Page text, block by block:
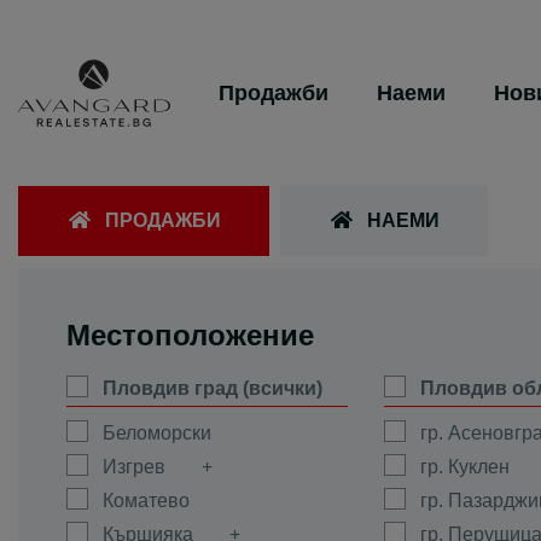
Продажби Наеми
ПРОДАЖБИ НАЕМИ
Местоположение
Пловдив град (всички)
Беломорски
Изгрев
Коматево
Кършияка
Пловдив
гр.
гр. Куклен
гр.
гр. Перущица